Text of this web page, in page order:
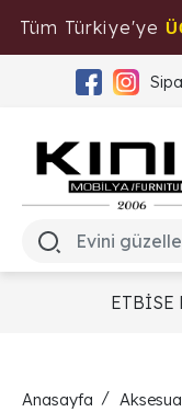
Tüm Türkiye'ye
ETBİSE
Anasayfa